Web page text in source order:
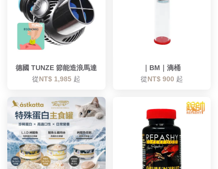
德國 TUNZE 節能造浪馬達
從NT$ 1,985 起
｜BM｜滴桶
從NT$ 900 起